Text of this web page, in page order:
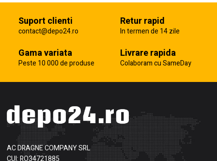
Suport clienti
contact@depo24.ro
Retur rapid
In termen de 14 zile
Gama variata
Peste 10 000 de produse
Livrare rapida
Colaboram cu SameDay
AC DRAGNE COMPANY SRL
CUI: RO34721885